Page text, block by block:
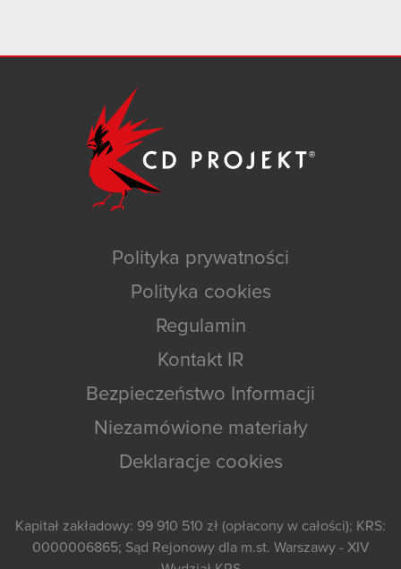
Polityka prywatności
Polityka cookies
Regulamin
Kontakt IR
Bezpieczeństwo Informacji
Niezamówione materiały
Deklaracje cookies
Kapitał zakładowy: 99 910 510 zł (opłacony w całości); KRS:
0000006865; Sąd Rejonowy dla m.st. Warszawy - XIV